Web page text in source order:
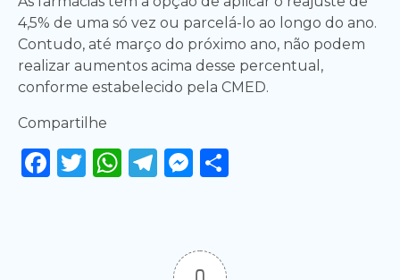
4,5% de uma só vez ou parcelá-lo ao longo do ano.
Contudo, até março do próximo ano, não podem
realizar aumentos acima desse percentual,
conforme estabelecido pela CMED.
Compartilhe
Facebook
Twitter
WhatsApp
Telegram
Messenger